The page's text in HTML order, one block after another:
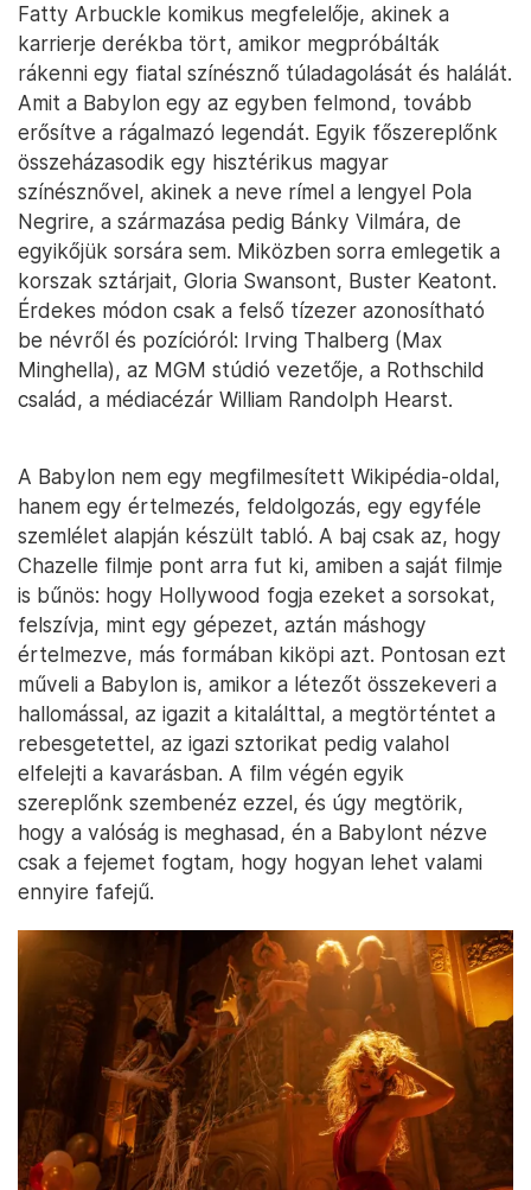
Fatty Arbuckle komikus megfelelője, akinek a
karrierje derékba tört, amikor megpróbálták
rákenni egy fiatal színésznő túladagolását és halálát.
Amit a Babylon egy az egyben felmond, tovább
erősítve a rágalmazó legendát. Egyik főszereplőnk
összeházasodik egy hisztérikus magyar
színésznővel, akinek a neve rímel a lengyel Pola
Negrire, a származása pedig Bánky Vilmára, de
egyikőjük sorsára sem. Miközben sorra emlegetik a
korszak sztárjait, Gloria Swansont, Buster Keatont.
Érdekes módon csak a felső tízezer azonosítható
be névről és pozícióról: Irving Thalberg (Max
Minghella), az MGM stúdió vezetője, a Rothschild
család, a médiacézár William Randolph Hearst.
A Babylon nem egy megfilmesített Wikipédia-oldal,
hanem egy értelmezés, feldolgozás, egy egyféle
szemlélet alapján készült tabló. A baj csak az, hogy
Chazelle filmje pont arra fut ki, amiben a saját filmje
is bűnös: hogy Hollywood fogja ezeket a sorsokat,
felszívja, mint egy gépezet, aztán máshogy
értelmezve, más formában kiköpi azt. Pontosan ezt
műveli a Babylon is, amikor a létezőt összekeveri a
hallomással, az igazit a kitalálttal, a megtörténtet a
rebesgetettel, az igazi sztorikat pedig valahol
elfelejti a kavarásban. A film végén egyik
szereplőnk szembenéz ezzel, és úgy megtörik,
hogy a valóság is meghasad, én a Babylont nézve
csak a fejemet fogtam, hogy hogyan lehet valami
ennyire fafejű.